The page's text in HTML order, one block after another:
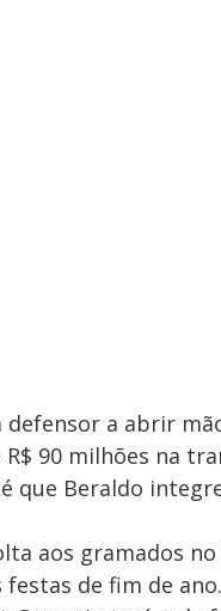
defensor a abrir
90 milhões na
Beraldo
aos gramados
de fim de